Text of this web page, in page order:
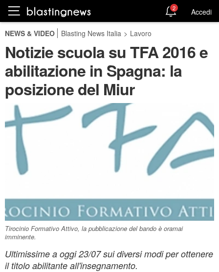
2 Accedi
NEWS & VIDEO Blasting News Italia > Lavoro
Notizie scuola su TFA 2016 e
abilitazione in Spagna: la
posizione del Miur
Tirocinio Formativo Attivo, la pubblicazione del bando è oramai
imminente.
Ultimissime a oggi 23/07 sui diversi modi per ottenere
il titolo abilitante all'insegnamento.